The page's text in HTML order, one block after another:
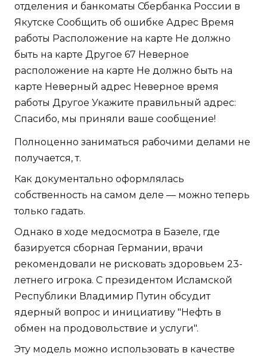
отделения и банкоматы Сбербанка России в
Якутске Сообщить об ошибке Адрес Время
работы Расположение на карте Не должно
быть на карте Другое 67 Неверное
расположение на карте Не должно быть на
карте Неверный адрес Неверное время
работы Другое Укажите правильный адрес:
Спасибо, мы приняли ваше сообщение!
Полноценно заниматься рабочими делами не
получается, т.
Как документально оформлялась
собственность на самом деле — можно теперь
только гадать.
Однако в ходе медосмотра в Базеле, где
базируется сборная Германии, врачи
рекомендовали не рисковать здоровьем 23-
летнего игрока. С президентом Исламской
Республики Владимир Путин обсудит
ядерный вопрос и инициативу "Нефть в
обмен на продовольствие и услуги".
Эту модель можно использовать в качестве